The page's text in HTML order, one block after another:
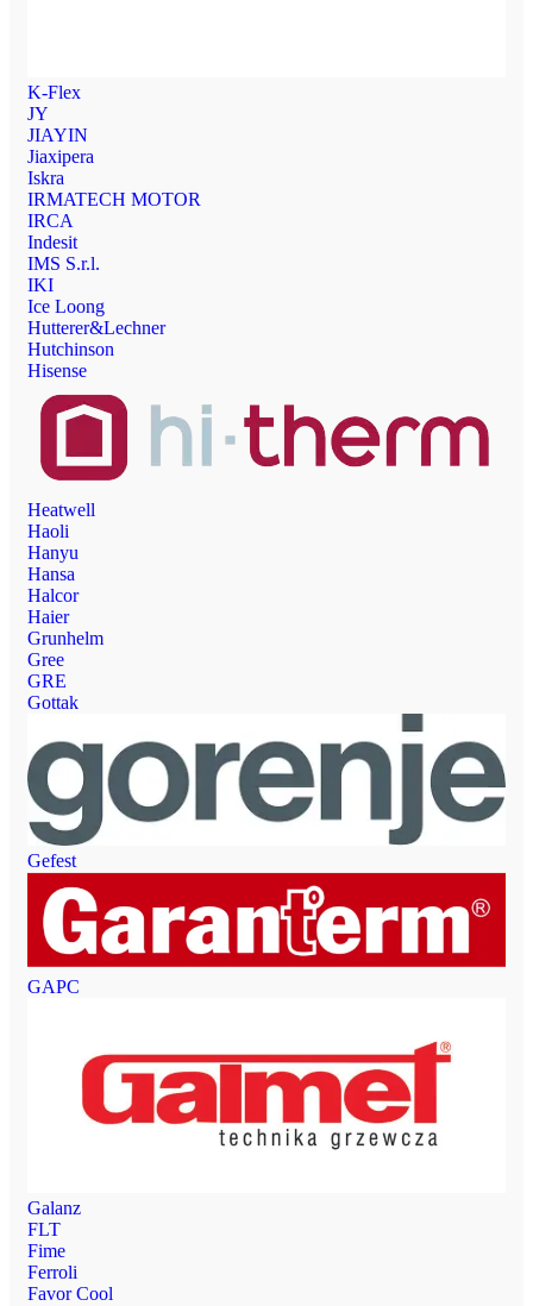
K-Flex
JY
JIAYIN
Jiaxipera
Iskra
IRMATECH MOTOR
IRCA
Indesit
IMS S.r.l.
IKI
Ice Loong
Hutterer&Lechner
Hutchinson
Hisense
Heatwell
Haoli
Hanyu
Hansa
Halcor
Haier
Grunhelm
Gree
GRE
Gottak
Gefest
GAPC
Galanz
FLT
Fime
Ferroli
Favor Cool